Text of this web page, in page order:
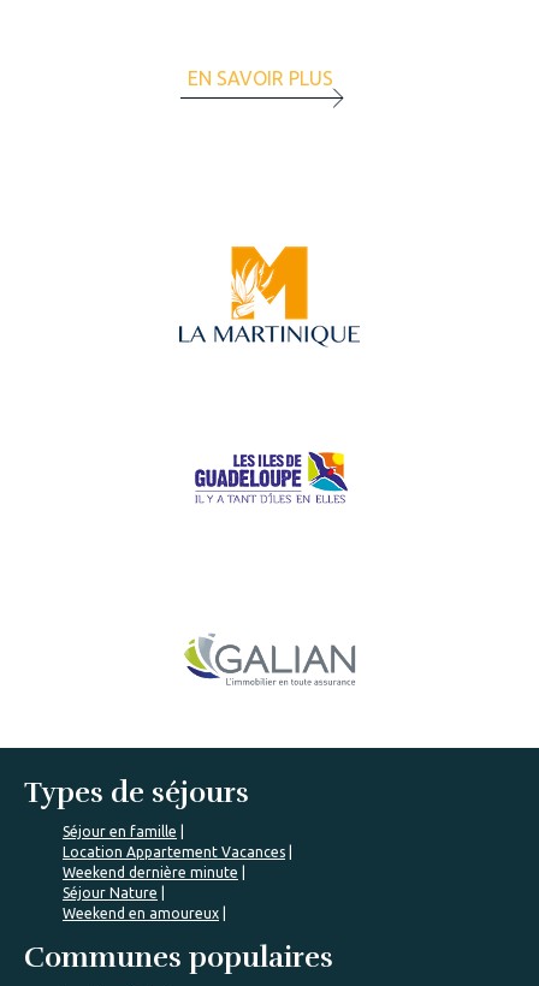
EN SAVOIR PLUS
Types de séjours
Séjour en famille
Location Appartement Vacances
Weekend dernière minute
Séjour Nature
Weekend en amoureux
Communes populaires